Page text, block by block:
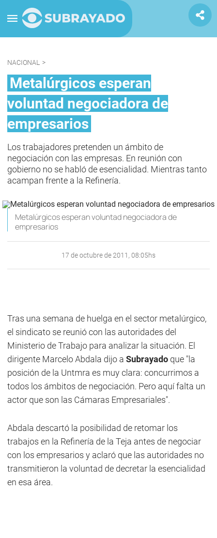
NACIONAL >
Metalúrgicos esperan
voluntad negociadora de
empresarios
Los trabajadores pretenden un ámbito de
negociación con las empresas. En reunión con
gobierno no se habló de esencialidad. Mientras tanto
acampan frente a la Refinería.
Metalúrgicos esperan voluntad negociadora de
empresarios
17 de octubre de 2011, 08:05hs
Tras una semana de huelga en el sector metalúrgico,
el sindicato se reunió con las autoridades del
Ministerio de Trabajo para analizar la situación. El
dirigente Marcelo Abdala dijo a Subrayado que "la
posición de la Untmra es muy clara: concurrimos a
todos los ámbitos de negociación. Pero aquí falta un
actor que son las Cámaras Empresariales".
Abdala descartó la posibilidad de retomar los
trabajos en la Refinería de la Teja antes de negociar
con los empresarios y aclaró que las autoridades no
transmitieron la voluntad de decretar la esencialidad
en esa área.